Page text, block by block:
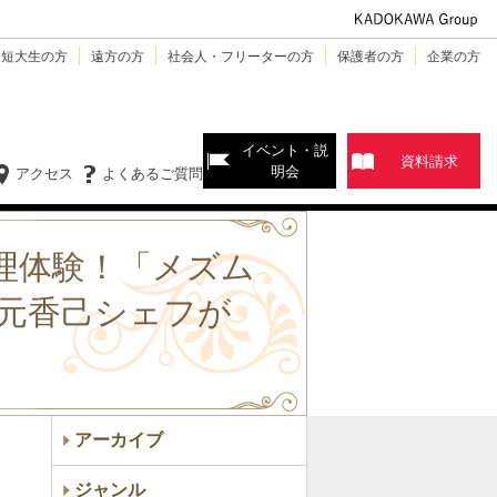
大生の方 遠方の方 社会人・フリーターの方 保護者の方 企業の方
よくあるご質問
アクセス
イベント・説
明会
資料請求
体験！「メズム
香己シェフが
アーカイブ
ジャンル